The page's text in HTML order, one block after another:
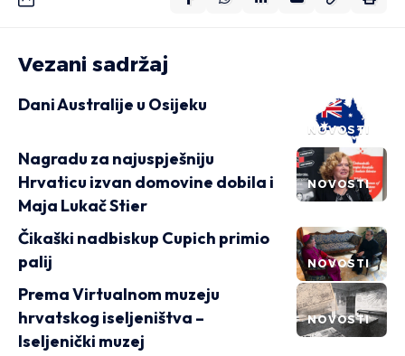
Vezani sadržaj
NOVOSTI
Dani Australije u Osijeku
NOVOSTI
Nagradu za najuspješniju
Hrvaticu izvan domovine dobila i
Maja Lukač Stier
NOVOSTI
Čikaški nadbiskup Cupich primio
palij
NOVOSTI
Prema Virtualnom muzeju
hrvatskog iseljeništva –
Iseljenički muzej